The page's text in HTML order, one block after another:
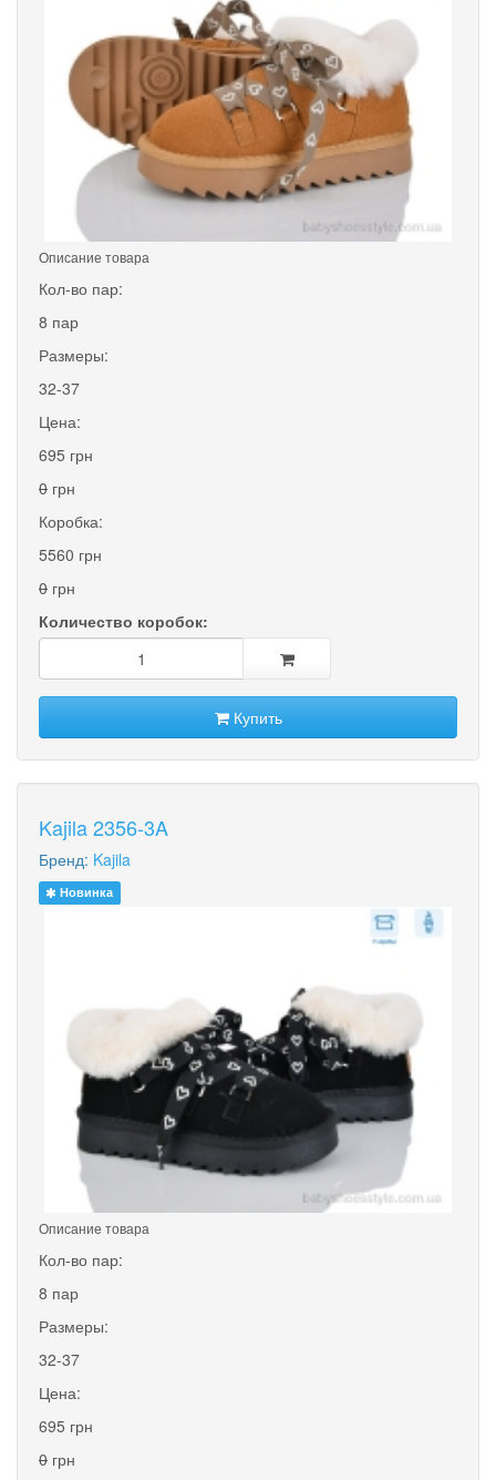
Описание товара
Кол-во пар:
8 пар
Размеры:
32-37
Цена:
695 грн
0 грн
Коробка:
5560 грн
0 грн
Количество коробок:
Купить
Kajila 2356-3A
Бренд: Kajila
Новинка
Описание товара
Кол-во пар:
8 пар
Размеры:
32-37
Цена:
695 грн
0 грн